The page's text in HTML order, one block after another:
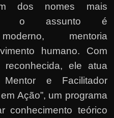
dos nomes mais
o assunto é
mentoria
humano. Com
ele atua
Mentor e Facilitador
Ação”, um programa
conhecimento teórico